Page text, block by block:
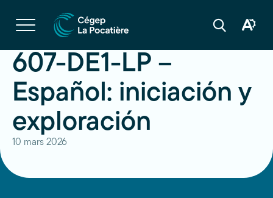
Ouvrir
la
navigation
site
Ouvrir
Ouvrir
607-DE1-LP –
Español: iniciación y
exploración
10 mars 2026